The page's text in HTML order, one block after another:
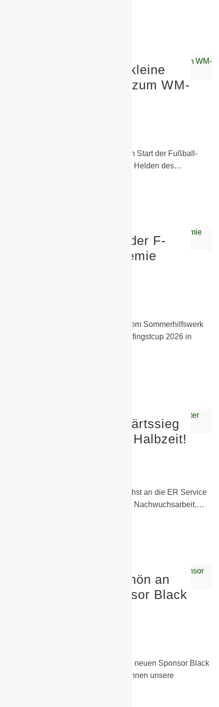
Ein großes Herz für kleine
Kicker – Rechtzeitig zum WM-
Heute schaut die ganze Welt auf den Start der Fußball-
Weltmeisterschaft. Doch die wahren Helden des…
Starkes Turnier von der F-
Jugend der BSG Chemie
Präsentiert wird der Turnierbericht vom Sommerhilfswerk
aus Schwarzheide. Beim 11. DSC Pfingstcup 2026 in
D – Junioren – Auswärtssieg
nach starker zweiter Halbzeit!
Ein großes Dankeschön geht zunächst an die ER Service
GmbH für die Unterstützung unserer Nachwuchsarbeit.…
Ein großes Dankeschön an
unseren neuen Sponsor Black
Ein großes Dankeschön an unseren neuen Sponsor Black
Vision Dank eurer Unterstützung können unsere